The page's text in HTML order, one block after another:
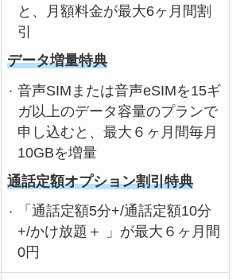
と、月額料金が最大6ヶ月間割
引
データ増量特典
音声SIMまたは音声eSIMを15ギ
ガ以上のデータ容量のプランで
申し込むと、最大６ヶ月間毎月
10GBを増量
通話定額オプション割引特典
「通話定額5分+/通話定額10分
+/かけ放題＋ 」が最大６ヶ月間
0円